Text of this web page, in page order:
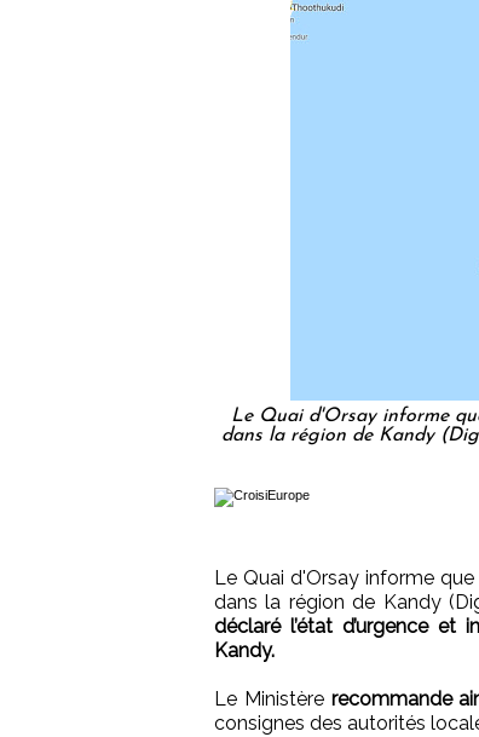
Le Quai d'Orsay informe
dans la région de Kandy
Le Quai d'Orsay informe que
dans la région de Kandy
déclaré l’état d’urgence
Kandy.
Le Ministère recommande
consignes des autorités